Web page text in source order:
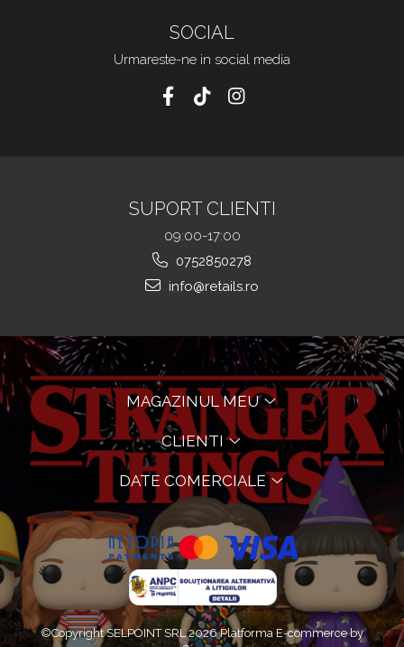
SOCIAL
Urmareste-ne in social media
SUPORT CLIENTI
09:00-17:00
0752850278
info@retails.ro
MAGAZINUL MEU
CLIENTI
DATE COMERCIALE
©Copyright SELPOINT SRL 2026Platforma E-commerce by